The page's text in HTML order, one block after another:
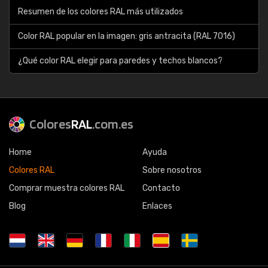
Resumen de los colores RAL más utilizados
Color RAL popular en la imagen: gris antracita (RAL 7016)
¿Qué color RAL elegir para paredes y techos blancos?
ColoresRAL.com.es
Home
Colores RAL
Comprar muestra colores RAL
Blog
Ayuda
Sobre nosotros
Contacto
Enlaces